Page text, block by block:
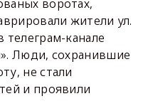
воротах,
жители ул.
телеграм-канале
Люди, сохранившие
не стали
и проявили